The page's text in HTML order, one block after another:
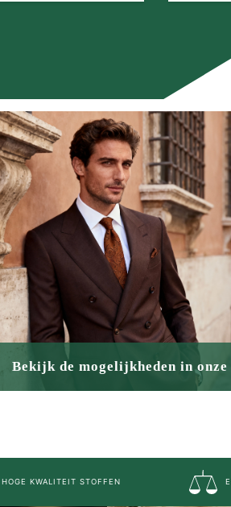
Bekijk de mogelijkheden in onze
HOGE KWALITEIT STOFFEN